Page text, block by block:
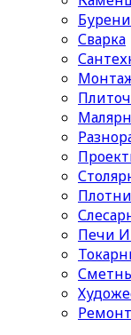
Сварка
Печи